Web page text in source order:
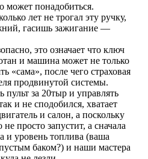
может понадобиться.
лет не трогал эту ручку,
гасишь зажигание —
это означает что ключ
и машина может не только
«сама», после чего страховая
продвинутой системы.
за 20тыр и управлять
и не сподобился, хватает
и салон, а поскольку
просто запустит, а сначала
и уровень топлива (ваша
баком?) и наши мастера